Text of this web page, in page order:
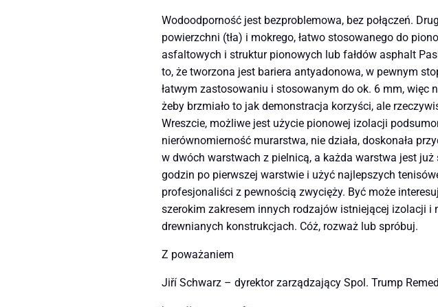
Wodoodporność jest bezproblemowa, bez połączeń.
powierzchni (tła) i mokrego, łatwo stosowanego do
asfaltowych i struktur pionowych lub fałdów asphalt
to, że tworzona jest bariera antyadonowa, w pewnym
łatwym zastosowaniu i stosowanym do ok. 6 mm, więc
żeby brzmiało to jak demonstracja korzyści, ale
Wreszcie, możliwe jest użycie pionowej izolacji
nierównomierność murarstwa, nie działa, doskonała
w dwóch warstwach z pielnicą, a każda warstwa jest
godzin po pierwszej warstwie i użyć najlepszych
profesjonaliści z pewnością zwycięży. Być może
szerokim zakresem innych rodzajów istniejącej izolacji i
drewnianych konstrukcjach. Cóż, rozważ lub spróbuj.
Z poważaniem
Jiří Schwarz – dyrektor zarządzający Spol. Trump